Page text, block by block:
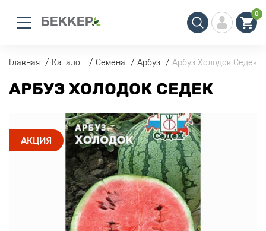
0
Главная Каталог Семена Арбуз Арбуз Холодок Седек
АРБУЗ ХОЛОДОК СЕДЕК
АКЦИЯ